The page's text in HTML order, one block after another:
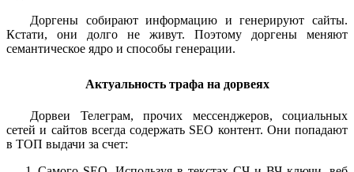
Доргены собирают информацию и генерируют сайты.
Кстати, они долго не живут. Поэтому доргены меняют
семантическое ядро и способы генерации.
Актуальность трафа на дорвеях
Дорвеи Телеграм, прочих мессенджеров, социальных
сетей и сайтов всегда содержать SEO контент. Они попадают
в ТОП выдачи за счет: